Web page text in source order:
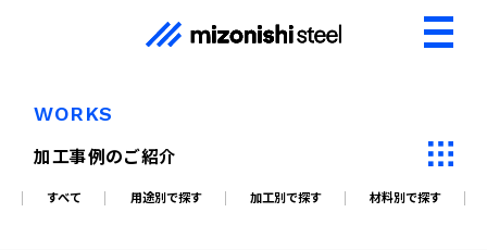
WORKS
加工事例のご紹介
すべて 用途別で探す 加工別で探す 材料別で探す